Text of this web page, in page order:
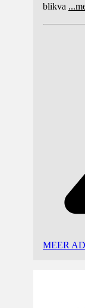
blikva ...
MEER